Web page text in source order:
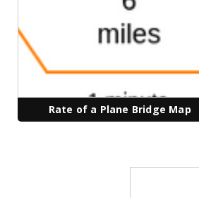
Rate of a Plane Bridge Map